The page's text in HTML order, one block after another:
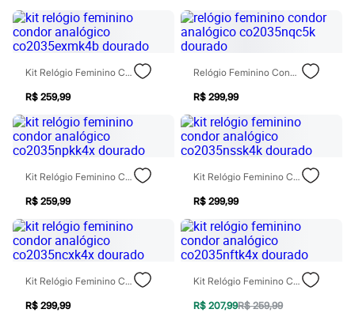
Sandálias
Sapatilhas
Tênis
City
Clock House
Mindset
Sawary
Yessica
Moda esportiva
Acessórios
Blusas
Leggings
Shorts e Bermudas
Tops
Moda íntima
Calcinhas
Cintas e Modeladores
Meias
Pijamas
Kit Relógio Feminino Condor Analógico Co2035exmk4b Dourado
R$ 259,99
Relógio Feminino Condor Analógico Co2035nqc5k Dourado
R$ 299,99
Kit Relógio Feminino Condor Analógico Co2035npkk4x Dourado
R$ 259,99
Kit Relógio Feminino Condor Analógico Co2035nssk4k Dourado
R$ 299,99
Kit Relógio Feminino Condor Analógico Co2035ncxk4x Dourado
R$ 299,99
Kit Relógio Feminino Condor Analógico Co2035nftk4x Dourado
R$ 207,99R$ 259,99